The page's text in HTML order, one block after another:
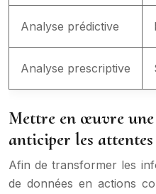
Analyse prédictive
Analyse prescriptive
Mettre en œuvre
anticiper les attentes
Afin de transformer les
de données en actions